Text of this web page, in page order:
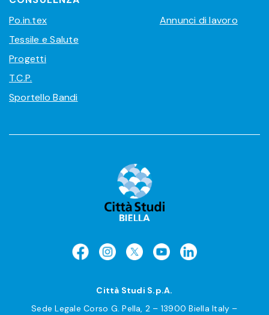
Po.in.tex
Tessile e Salute
Progetti
T.C.P.
Sportello Bandi
Annunci di lavoro
Città Studi S.p.A.
Sede Legale Corso G. Pella, 2 – 13900 Biella Italy –